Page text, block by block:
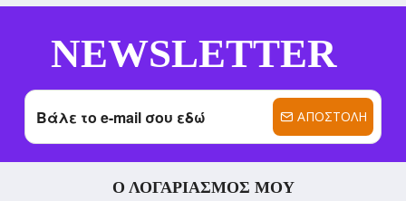
NEWSLETTER
ΑΠΟΣΤΟΛΉ
Ο ΛΟΓΑΡΙΑΣΜΌΣ ΜΟΥ